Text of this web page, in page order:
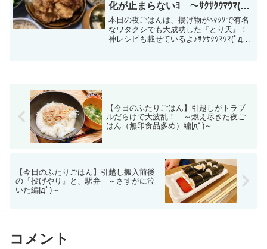
化が止まらないﾖ ～ｻｸｻｸｳﾏｳﾏ(ﾟ
дﾟ)レシピ有～
本日の夜ごはんは、揚げ物がﾍﾀｸｿで有名
なワタクシでも大成功した『とり天』！
神レシピも載せているよ♪ｻｸｻｸｳﾏｳﾏ(ﾟдﾟ)ｳ
【今日のふたりごはん】引越しがトラブ
ルだらけで大波乱！ ～燃え尽きた夜ご
はん（無印食品多め）編|дﾟ)～
【今日のふたりごはん】引越し搬入前後
の『投げやり』と、駅弁 ～さすがに泣
いた編|дﾟ)～
コメント